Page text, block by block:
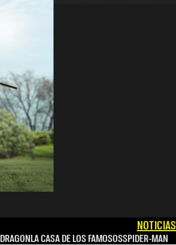
NOTICIAS
LA CASA DE LOS FAMOSOSSPIDER-MAN